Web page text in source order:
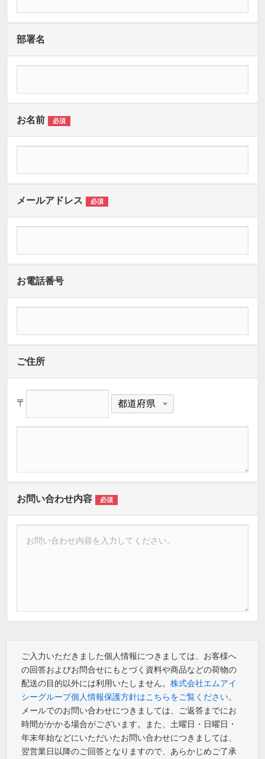
部署名
お名前 必須
メールアドレス 必須
お電話番号
ご住所
〒
お問い合わせ内容 必須
ご入力いただきました個人情報につきましては、お客様へ
の回答およびお問合せにもとづく資料や商品などの荷物の
配送の目的以外には利用いたしません。 株式会社エムアイ
シーグループ個人情報保護方針はこちらをご覧ください。
メールでのお問い合わせにつきましては、ご返答までにお
時間がかかる場合がございます。また、土曜日・日曜日・
年末年始などにいただいたお問い合わせにつきましては、
翌営業日以降のご回答となりますので、あらかじめご了承